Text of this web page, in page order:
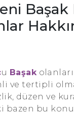
Başak
u Başak
ve tertipli
düzen ve
bazen bu